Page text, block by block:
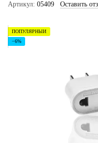
Артикул: 05409 Оставить
ПОПУЛЯРНЫЙ
−6%